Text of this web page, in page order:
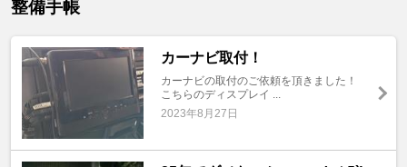
整備手帳
カーナビ取付！
カーナビの取付のご依頼を頂きました！
こちらのディスプレイ ...
2023年8月27日